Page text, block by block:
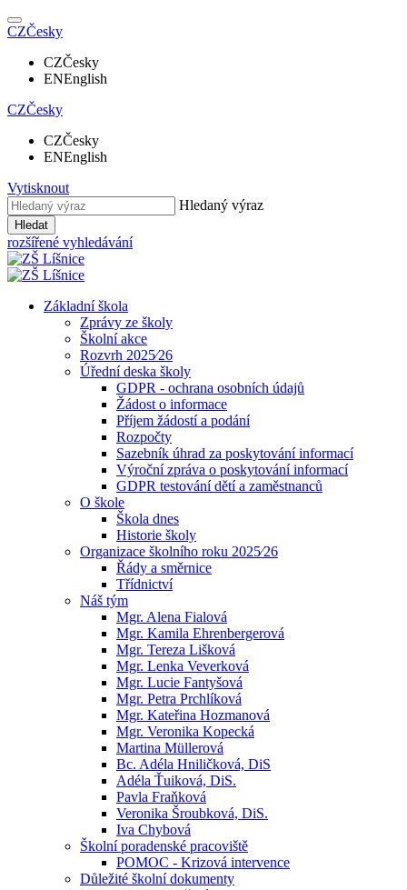
CZČesky
CZČesky
ENEnglish
CZČesky
CZČesky
ENEnglish
Vytisknout
Hledaný výraz
Hledat
rozšířené vyhledávání
Základní škola
Zprávy ze školy
Školní akce
Rozvrh 2025⁄26
Úřední deska školy
GDPR - ochrana osobních údajů
Žádost o informace
Příjem žádostí a podání
Rozpočty
Sazebník úhrad za poskytování informací
Výroční zpráva o poskytování informací
GDPR testování dětí a zaměstnanců
O škole
Škola dnes
Historie školy
Organizace školního roku 2025⁄26
Řády a směrnice
Třídnictví
Náš tým
Mgr. Alena Fialová
Mgr. Kamila Ehrenbergerová
Mgr. Tereza Lišková
Mgr. Lenka Veverková
Mgr. Lucie Fantyšová
Mgr. Petra Prchlíková
Mgr. Kateřina Hozmanová
Mgr. Veronika Kopecká
Martina Müllerová
Bc. Adéla Hniličková, DiS
Adéla Ťuiková, DiS.
Pavla Fraňková
Veronika Šroubková, DiS.
Iva Chybová
Školní poradenské pracoviště
POMOC - Krizová intervence
Důležité školní dokumenty